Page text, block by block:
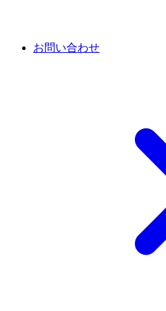
お問い合わせ